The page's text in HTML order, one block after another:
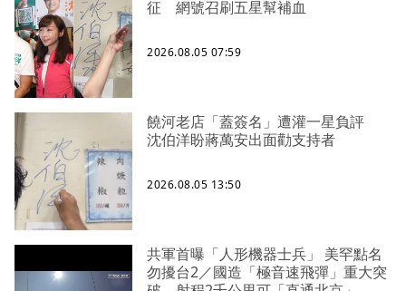
征 網號召刷五星幫補血
2026.08.05 07:59
饒河老店「蓋簽名」遭灌一星負評
沈伯洋盼蔣萬安出面勸支持者
2026.08.05 13:50
共軍首曝「人形機器士兵」 美罕點名
勿擾台2／國造「極音速飛彈」重大突